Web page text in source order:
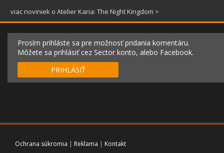
viac noviniek o Atelier Karia: The Night Kingdom >
Prosím prihláste sa pre možnosť pridania komentáru.
Môžete sa prihlásiť cez Sector konto, alebo Facebook.
PRIHLÁSIŤ
Ochrana súkromia | Reklama | Kontakt